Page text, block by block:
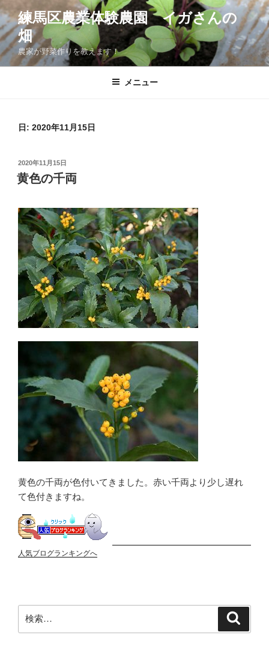
コ
ン
テ
ン
ツ
練馬区農業体験農園 イガさんの
畑
農家が野菜作りを教えます！
メニュー
日: 2020年11月15日
投
稿
日:
2020年11月15日
黄色の千両
黄色の千両が色付いてきました。赤い千両より少し遅れ
て色付きますね。
人気ブログランキングへ
索: